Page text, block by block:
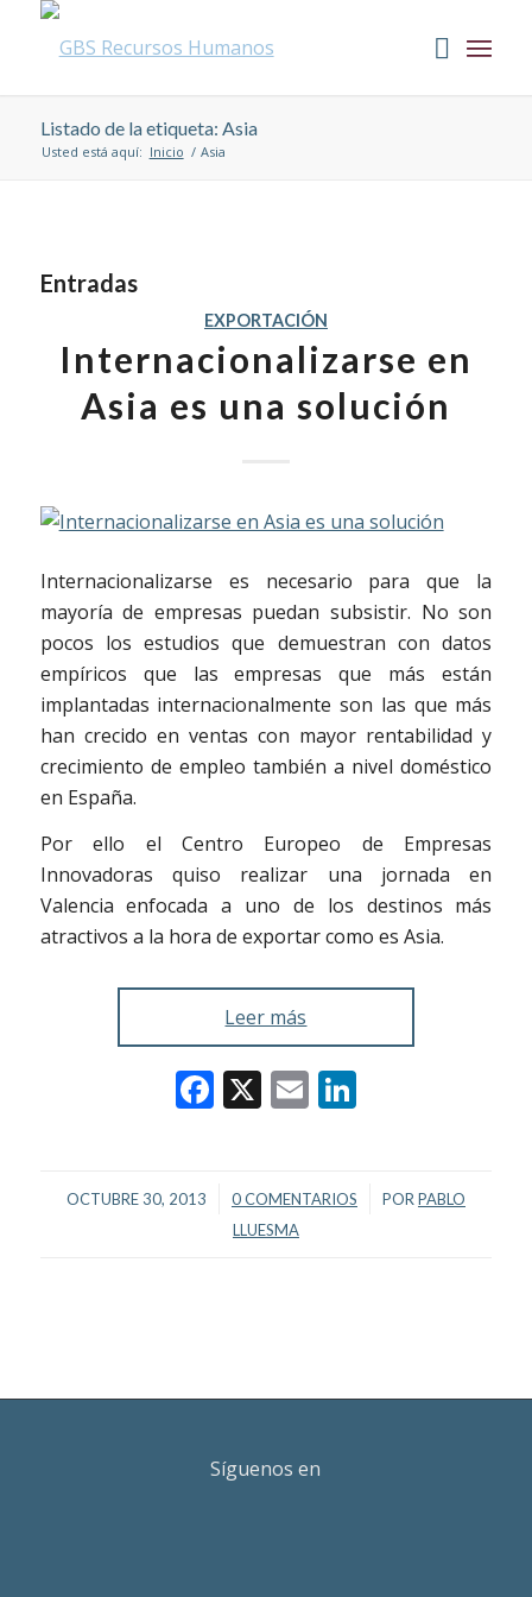
Listado de la etiqueta: Asia
Usted está aquí: Inicio / Asia
Entradas
EXPORTACIÓN
Internacionalizarse en
Asia es una solución
Internacionalizarse es necesario para que la
mayoría de empresas puedan subsistir. No son
pocos los estudios que demuestran con datos
empíricos que las empresas que más están
implantadas internacionalmente son las que más
han crecido en ventas con mayor rentabilidad y
crecimiento de empleo también a nivel doméstico
en España.
Por ello el Centro Europeo de Empresas
Innovadoras quiso realizar una jornada en
Valencia enfocada a uno de los destinos más
atractivos a la hora de exportar como es Asia.
Leer más
Facebook
X EmailLinkedIn
OCTUBRE 30, 2013
/ 0 COMENTARIOS
/ POR PABLO
LLUESMA
Síguenos en